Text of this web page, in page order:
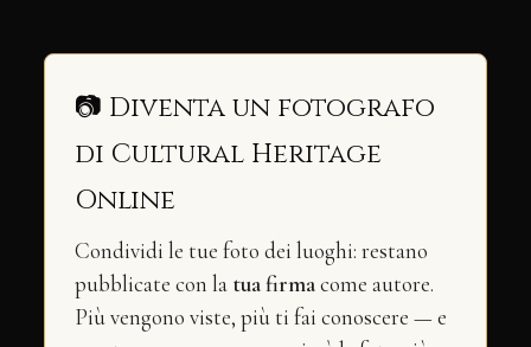
📷 Diventa un fotografo
di Cultural Heritage
Online
Condividi le tue foto dei luoghi: restano
pubblicate con la tua firmacome autore.
Più vengono viste, più ti fai conoscere — e